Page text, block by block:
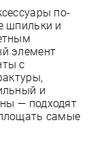
по-
шпильки и
элемент
с
и
— подходят
самые